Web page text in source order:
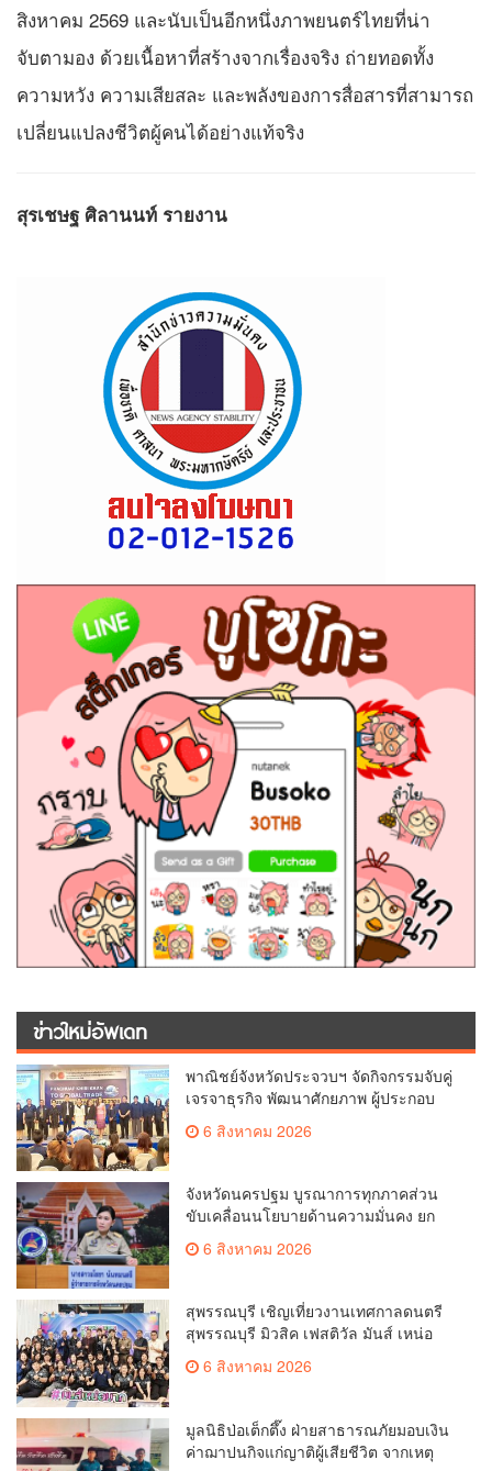
สิงหาคม 2569 และนับเป็นอีกหนึ่งภาพยนตร์ไทยที่น่า
จับตามอง ด้วยเนื้อหาที่สร้างจากเรื่องจริง ถ่ายทอดทั้ง
ความหวัง ความเสียสละ และพลังของการสื่อสารที่สามารถ
เปลี่ยนแปลงชีวิตผู้คนได้อย่างแท้จริง
สุรเชษฐ ศิลานนท์ รายงาน
ข่าวใหม่อัพเดท
พาณิชย์จังหวัดประจวบฯ จัดกิจกรรมจับคู่
เจรจาธุรกิจ พัฒนาศักยภาพ ผู้ประกอบ
ระหว่างประเทศ
6 สิงหาคม 2026
จังหวัดนครปฐม บูรณาการทุกภาคส่วน
ขับเคลื่อนนโยบายด้านความมั่นคง ยก
เทคโนโลยี
6 สิงหาคม 2026
สุพรรณบุรี เชิญเที่ยวงานเทศกาลดนตรี
สุพรรณบุรี มิวสิค เฟสติวัล มันส์ เหน่อ
มาก6 สิงหาคม 2026
มูลนิธิป่อเต็กตึ๊ง ฝ่ายสาธารณภัยมอบเงิน
ค่าฌาปนกิจแก่ญาติผู้เสียชีวิต จากเหตุ